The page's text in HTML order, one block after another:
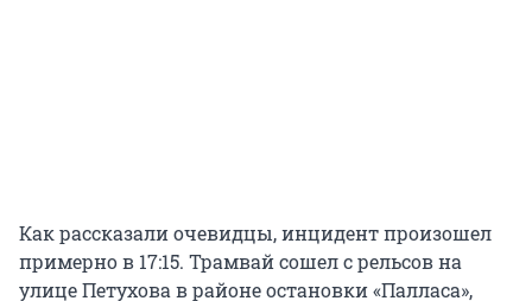
Как рассказали очевидцы, инцидент произошел
примерно в 17:15. Трамвай сошел с рельсов на
улице Петухова в районе остановки «Палласа»,